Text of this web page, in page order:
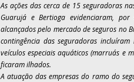
As ações das cerca de 15 seguradoras
Guarujá e Bertioga evidenciaram,
alcançados pelo mercado de seguros no
contingência das seguradoras
veículos especiais aquáticos (marruás e
ficaram ilhados.
A atuação das empresas do ramo do